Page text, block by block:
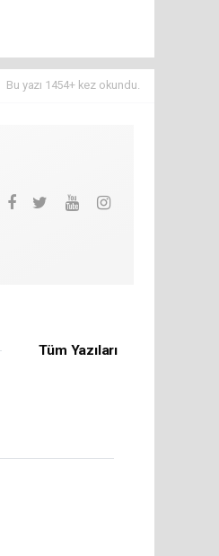
Bu yazı 1454+ kez okundu.
Tüm Yazıları